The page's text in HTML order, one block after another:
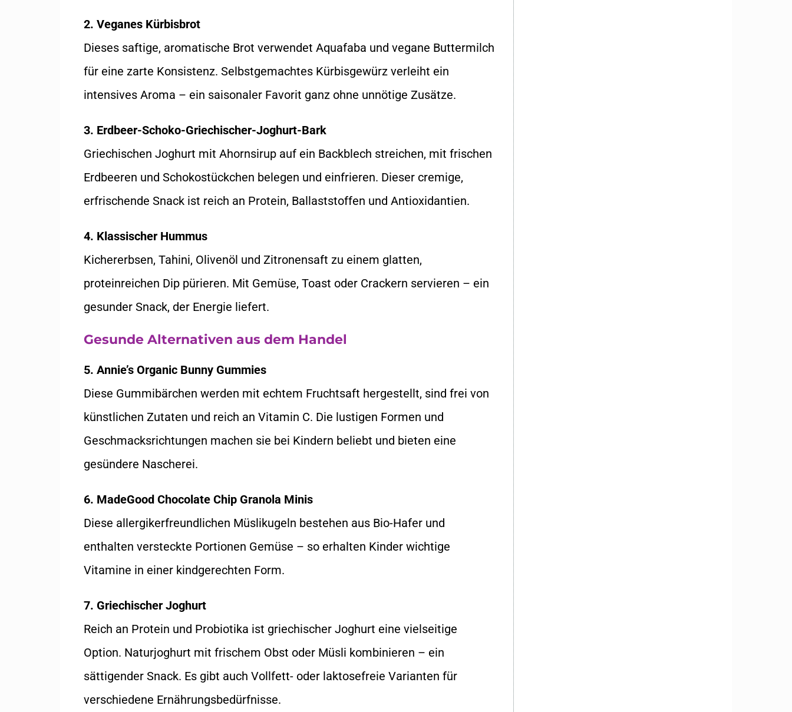
2. Veganes Kürbisbrot
Dieses saftige, aromatische Brot verwendet Aquafaba und vegane Buttermilch
für eine zarte Konsistenz. Selbstgemachtes Kürbisgewürz verleiht ein
intensives Aroma – ein saisonaler Favorit ganz ohne unnötige Zusätze.
3. Erdbeer-Schoko-Griechischer-Joghurt-Bark
Griechischen Joghurt mit Ahornsirup auf ein Backblech streichen, mit frischen
Erdbeeren und Schokostückchen belegen und einfrieren. Dieser cremige,
erfrischende Snack ist reich an Protein, Ballaststoffen und Antioxidantien.
4. Klassischer Hummus
Kichererbsen, Tahini, Olivenöl und Zitronensaft zu einem glatten,
proteinreichen Dip pürieren. Mit Gemüse, Toast oder Crackern servieren – ein
gesunder Snack, der Energie liefert.
Gesunde Alternativen aus dem Handel
5. Annie’s Organic Bunny Gummies
Diese Gummibärchen werden mit echtem Fruchtsaft hergestellt, sind frei von
künstlichen Zutaten und reich an Vitamin C. Die lustigen Formen und
Geschmacksrichtungen machen sie bei Kindern beliebt und bieten eine
gesündere Nascherei.
6. MadeGood Chocolate Chip Granola Minis
Diese allergikerfreundlichen Müslikugeln bestehen aus Bio-Hafer und
enthalten versteckte Portionen Gemüse – so erhalten Kinder wichtige
Vitamine in einer kindgerechten Form.
7. Griechischer Joghurt
Reich an Protein und Probiotika ist griechischer Joghurt eine vielseitige
Option. Naturjoghurt mit frischem Obst oder Müsli kombinieren – ein
sättigender Snack. Es gibt auch Vollfett- oder laktosefreie Varianten für
verschiedene Ernährungsbedürfnisse.